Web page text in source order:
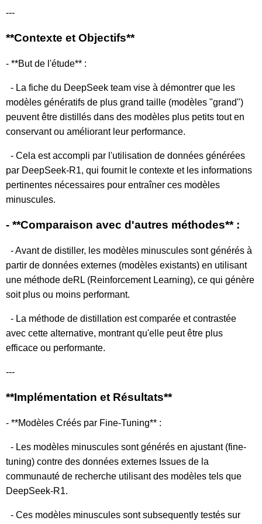
---
**Contexte et Objectifs**
- **But de l'étude** :
- La fiche du DeepSeek team vise à démontrer que les
modèles génératifs de plus grand taille (modèles "grand")
peuvent être distillés dans des modèles plus petits tout en
conservant ou améliorant leur performance.
- Cela est accompli par l'utilisation de données générées
par DeepSeek-R1, qui fournit le contexte et les informations
pertinentes nécessaires pour entraîner ces modèles
minuscules.
- **Comparaison avec d'autres méthodes** :
- Avant de distiller, les modèles minuscules sont générés à
partir de données externes (modèles existants) en utilisant
une méthode deRL (Reinforcement Learning), ce qui génère
soit plus ou moins performant.
- La méthode de distillation est comparée et contrastée
avec cette alternative, montrant qu'elle peut être plus
efficace ou performante.
---
**Implémentation et Résultats**
- **Modèles Créés par Fine-Tuning** :
- Les modèles minuscules sont générés en ajustant (fine-
tuning) contre des données externes Issues de la
communauté de recherche utilisant des modèles tels que
DeepSeek-R1.
- Ces modèles minuscules sont subsequently testés sur